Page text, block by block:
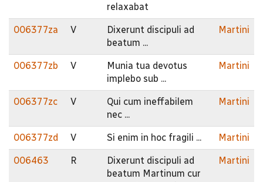
relaxabat
006377za V
Dixerunt discipuli ad
beatum ...
Martini
006377zb V
Munia tua devotus
implebo sub ...
Martini
006377zc V
Qui cum ineffabilem
nec ...
Martini
006377zd V Si enim in hoc fragili ... Martini
006463 R
Dixerunt discipuli ad
beatum Martinum cur
Martini